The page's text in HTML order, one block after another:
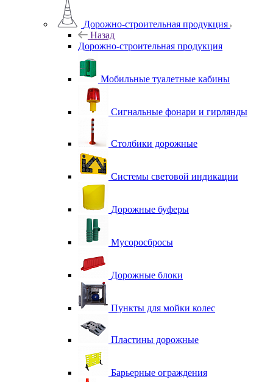
Дорожно-строительная продукция
Назад
Дорожно-строительная продукция
Мобильные туалетные кабины
Сигнальные фонари и гирлянды
Столбики дорожные
Системы световой индикации
Дорожные буферы
Мусоросбросы
Дорожные блоки
Пункты для мойки колес
Пластины дорожные
Барьерные ограждения